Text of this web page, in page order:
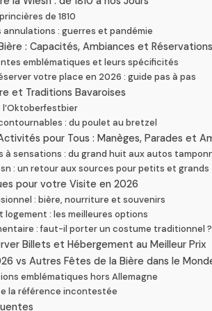
de 1810
annulations : guerres et pandémie
: Capacités, Ambiances et Réservations
emblématiques et leurs spécificités
votre place en 2026 : guide pas à pas
et Traditions Bavaroises
: du poulet au bretzel
pour Tous : Manèges, Parades et
à sensations : du grand huit aux autos
: un retour aux sources pour petits et grands
pour votre Visite en 2026
: bière, nourriture et souvenirs
logement : les meilleures options
: faut-il porter un costume traditionnel ?
Billets et Hébergement au Meilleur Prix
vs Autres Fêtes de la Bière dans le
emblématiques hors Allemagne
la référence incontestée